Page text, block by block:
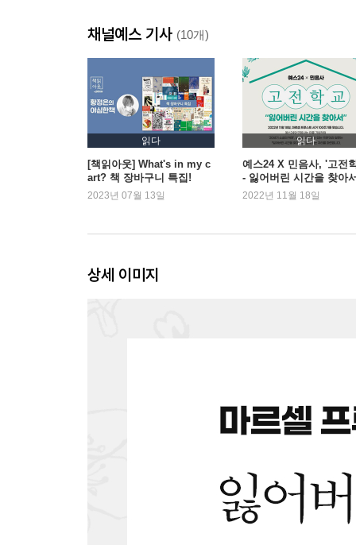
채널예스 기사 (10개)
읽다
[책읽아웃] What's in my c
art? 책 장바구니 특집!
2023년 07월 13일
읽다
예스24 X 민음사, '고전
- 잃어버린 시간을 찾아
온라인 강연 론칭
2022년 11월 18일
상세 이미지